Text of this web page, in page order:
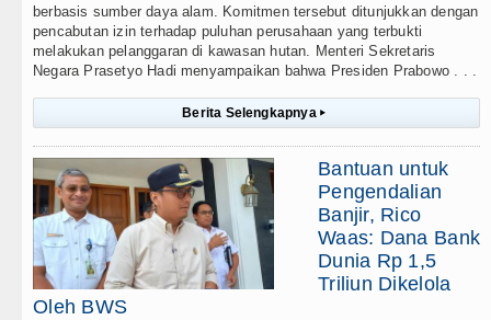
berbasis sumber daya alam. Komitmen tersebut ditunjukkan dengan
pencabutan izin terhadap puluhan perusahaan yang terbukti
melakukan pelanggaran di kawasan hutan. Menteri Sekretaris
Negara Prasetyo Hadi menyampaikan bahwa Presiden Prabowo . . .
Berita Selengkapnya ▸
Bantuan untuk
Pengendalian
Banjir, Rico
Waas: Dana Bank
Dunia Rp 1,5
Triliun Dikelola
Oleh BWS